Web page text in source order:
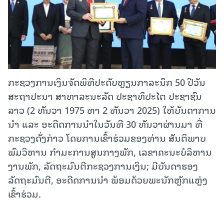
ກະຊວງການເງິນຈັດພິທີປະດັບຫຼຽນກາລະນຶກ 50 ປີວັນ
ສະຖາປະນາ ສາທາລະນະລັດ ປະຊາທິປະໄຕ ປະຊາຊົນ
ລາວ (2 ທັນວາ 1975 ຫາ 2 ທັນວາ 2025) ໃຫ້ບັນດາການ
ນໍາ ແລະ ອະດີດການນໍາໃນວັນທີ 30 ທັນວາຜ່ານມາ ທີ່
ກະຊວງດັ່ງກ່າວ ໂດຍການເຂົ້າຮ່ວມຂອງທ່ານ ສັນຕິພາບ
ພົມວິຫານ ກຳມະການສູນກາງພັກ, ເລຂາຄະນະບໍລິຫານ
ງານພັກ, ລັດຖະມົນຕີກະຊວງການເງິນ; ມີບັນດາຮອງ
ລັດຖະມົນຕີ, ອະດີດການນຳ ພ້ອມດ້ວຍພະນັກຫຼັກແຫຼ່ງ
ເຂົ້າຮ່ວມ.